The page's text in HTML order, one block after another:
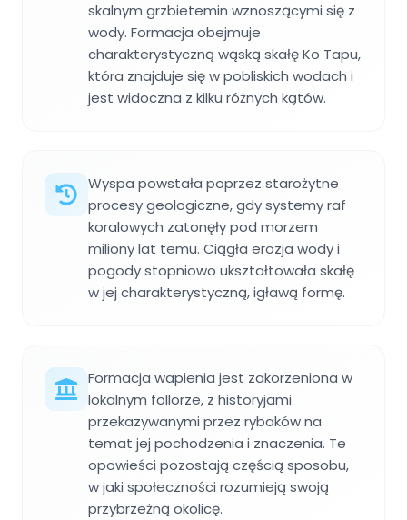
skalnym grzbietemin wznoszącymi się z
wody. Formacja obejmuje
charakterystyczną wąską skałę Ko Tapu,
która znajduje się w pobliskich wodach i
jest widoczna z kilku różnych kątów.
Wyspa powstała poprzez starożytne
procesy geologiczne, gdy systemy raf
koralowych zatonęły pod morzem
miliony lat temu. Ciągła erozja wody i
pogody stopniowo ukształtowała skałę
w jej charakterystyczną, igławą formę.
Formacja wapienia jest zakorzeniona w
lokalnym follorze, z historyjami
przekazywanymi przez rybaków na
temat jej pochodzenia i znaczenia. Te
opowieści pozostają częścią sposobu,
w jaki społeczności rozumieją swoją
przybrzeżną okolicę.